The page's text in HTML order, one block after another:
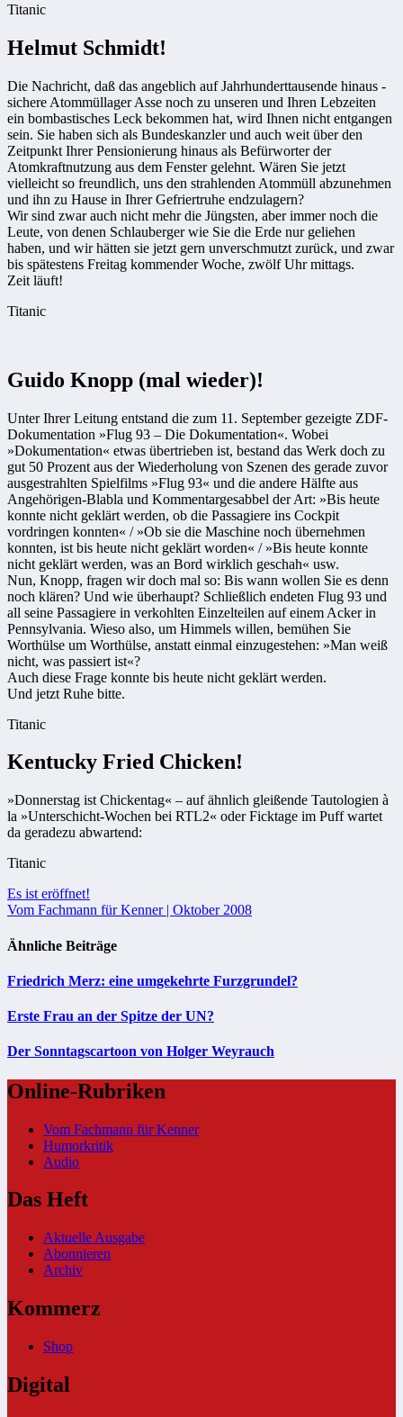
Titanic
Helmut Schmidt!
Die Nachricht, daß das angeb­lich auf Jahrhunderttausende hinaus ­
sichere Atommüllager Asse noch zu unseren und Ihren Lebzeiten
ein bombastisches Leck bekommen hat, wird Ihnen nicht entgangen
sein. Sie haben sich als Bundeskanzler und auch weit über den
Zeitpunkt Ihrer Pensionierung hinaus als Befürworter der
Atomkraftnutzung aus dem Fenster gelehnt. Wären Sie jetzt
vielleicht so freundlich, uns den strahlenden Atommüll abzunehmen
und ihn zu Hause in Ihrer Gefriertruhe endzulagern?
Wir sind zwar auch nicht mehr die Jüngsten, aber immer noch die
Leute, von denen Schlauberger wie Sie die Erde nur geliehen
haben, und wir hätten sie jetzt gern unverschmutzt zurück, und zwar
bis spätestens Freitag kommender Woche, zwölf Uhr mittags.
Zeit läuft!
Titanic
Guido Knopp (mal wieder)!
Unter Ihrer Leitung entstand die zum 11. September gezeigte ZDF-
Dokumentation »Flug 93 – Die Dokumentation«. Wobei
»Dokumentation« etwas übertrieben ist, bestand das Werk doch zu
gut 50 Prozent aus der Wiederholung von Szenen des gerade zuvor
ausgestrahlten Spielfilms »Flug 93« und die andere Hälfte aus
Angehörigen-Blabla und Kommentargesabbel der Art: »Bis heute
konnte nicht geklärt werden, ob die Passagiere ins Cockpit
vordringen konnten« / »Ob sie die Maschine noch übernehmen
konnten, ist bis heute nicht geklärt worden« / »Bis heute konnte
nicht geklärt werden, was an Bord wirklich geschah« usw.
Nun, Knopp, fragen wir doch mal so: Bis wann wollen Sie es denn
noch klären? Und wie überhaupt? Schließlich endeten Flug 93 und
all seine Passa­giere in verkohlten Einzelteilen auf einem Acker in
Pennsylvania. Wieso also, um Himmels willen, ­bemühen Sie
Worthülse um Wort­hülse, anstatt einmal einzugestehen: »Man weiß
nicht, was passiert ist«?
Auch diese Frage konnte bis heute nicht geklärt werden.
Und jetzt Ruhe bitte.
Titanic
Kentucky Fried Chicken!
»Donnerstag ist Chickentag« – auf ähnlich gleißende Tautologien à
la »Unterschicht-Wochen bei RTL2« oder Ficktage im Puff wartet
da geradezu abwartend:
Titanic
Beitragsnavigation
Es ist eröffnet!
Vom Fachmann für Kenner | Oktober 2008
Ähnliche Beiträge
Friedrich Merz: eine umgekehrte Furzgrundel?
Erste Frau an der Spitze der UN?
Der Sonntagscartoon von Holger Weyrauch
Online-Rubriken
Vom Fachmann für Kenner
Humorkritik
Audio
Das Heft
Aktuelle Ausgabe
Abonnieren
Archiv
Kommerz
Shop
Digital